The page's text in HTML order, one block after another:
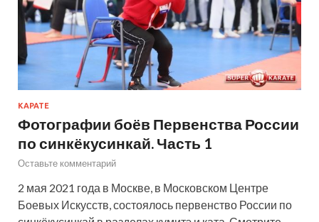
КАРАТЕ
Фотографии боёв Первенства России
по синкёкусинкай. Часть 1
Оставьте комментарий
2 мая 2021 года в Москве, в Московском Центре
Боевых Искусств, состоялось первенство России по